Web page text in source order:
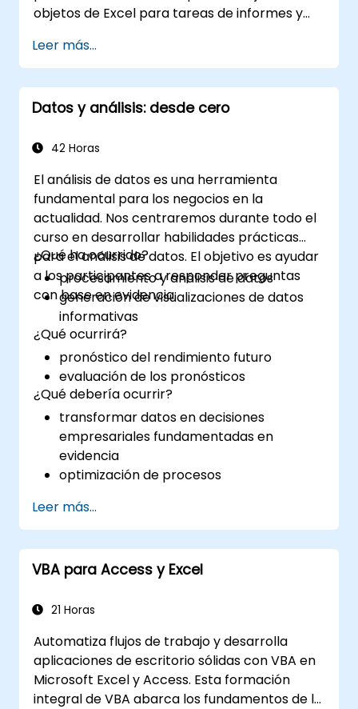
productividad laboral.
objetos de Excel para tareas de informes y
automatización.
Leer más...
Datos y análisis: desde cero
42 Horas
El análisis de datos es una herramienta
fundamental para los negocios en la
actualidad. Nos centraremos durante todo el
curso en desarrollar habilidades prácticas
para el análisis de datos. El objetivo es ayudar
a los participantes a responder preguntas
con base en evidencia:
¿Qué ha ocurrido?
procesamiento y análisis de datos
generación de visualizaciones de datos
informativas
¿Qué ocurrirá?
pronóstico del rendimiento futuro
evaluación de los pronósticos
¿Qué debería ocurrir?
transformar datos en decisiones
empresariales fundamentadas en
evidencia
optimización de procesos
Leer más...
VBA para Access y Excel
21 Horas
Automatiza flujos de trabajo y desarrolla
aplicaciones de escritorio sólidas con VBA en
Microsoft Excel y Access. Esta formación
integral de VBA abarca los fundamentos de la